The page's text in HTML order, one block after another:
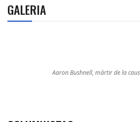
GALERIA
Aaron Bushnell, mártir de la